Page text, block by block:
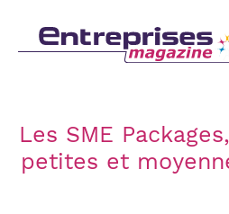
Les SME
petites et